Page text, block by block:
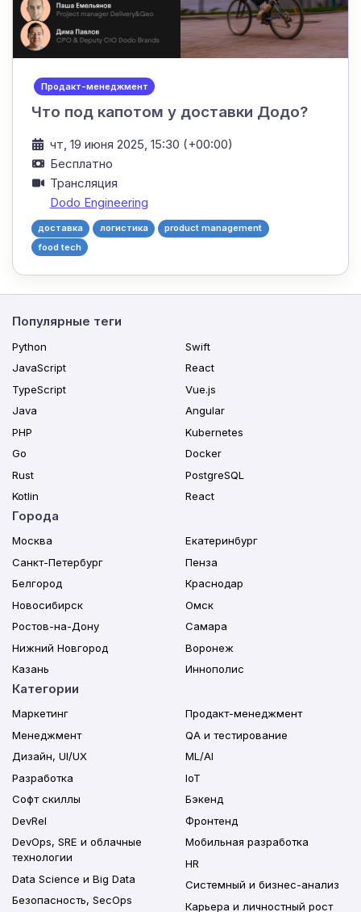
Продакт-менеджмент
Что под капотом у доставки Додо?
чт, 19 июня 2025, 15:30 (+00:00)
Бесплатно
Трансляция
Dodo Engineering
доставка логистика
product management
food tech
Популярные теги
Python
JavaScript
TypeScript
Java
PHP
Go
Rust
Kotlin
Swift
React
Vue.js
Angular
Kubernetes
Docker
PostgreSQL
React
Города
Москва
Санкт-Петербург
Белгород
Новосибирск
Ростов-на-Дону
Нижний Новгород
Казань
Екатеринбург
Пенза
Краснодар
Омск
Самара
Воронеж
Иннополис
Категории
Маркетинг
Менеджмент
Дизайн, UI/UX
Разработка
Софт скиллы
DevRel
DevOps, SRE и облачные
технологии
Data Science и Big Data
Безопасность, SecOps
Продакт-менеджмент
QA и тестирование
ML/AI
IoT
Бэкенд
Фронтенд
Мобильная разработка
HR
Системный и бизнес-анализ
Карьера и личностный рост